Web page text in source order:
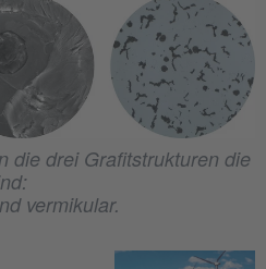
die drei Grafitstrukturen die
vermikular.